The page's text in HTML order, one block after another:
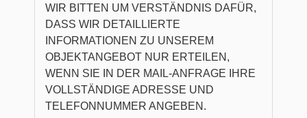
WIR BITTEN UM VERSTÄNDNIS DAFÜR,
DASS WIR DETAILLIERTE
INFORMATIONEN ZU UNSEREM
OBJEKTANGEBOT NUR ERTEILEN,
WENN SIE IN DER MAIL-ANFRAGE IHRE
VOLLSTÄNDIGE ADRESSE UND
TELEFONNUMMER ANGEBEN.